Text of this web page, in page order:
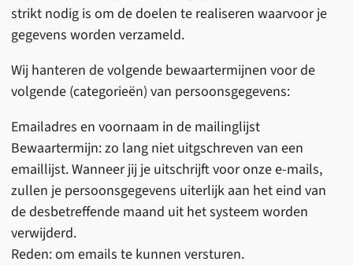
strikt nodig is om de doelen te realiseren waarvoor je
gegevens worden verzameld.
Wij hanteren de volgende bewaartermijnen voor de
volgende (categorieën) van persoonsgegevens:
Emailadres en voornaam in de mailinglijst
Bewaartermijn: zo lang niet uitgschreven van een
emaillijst. Wanneer jij je uitschrijft voor onze e-mails,
zullen je persoonsgegevens uiterlijk aan het eind van
de desbetreffende maand uit het systeem worden
verwijderd.
Reden: om emails te kunnen versturen.